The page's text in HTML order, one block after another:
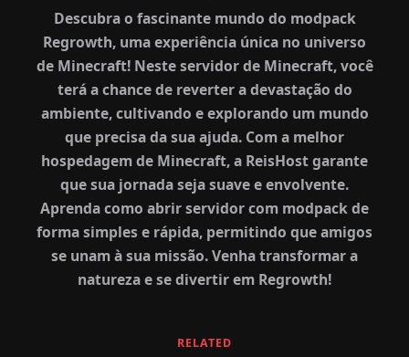
Descubra o fascinante mundo do modpack
Regrowth, uma experiência única no universo
de Minecraft! Neste servidor de Minecraft, você
terá a chance de reverter a devastação do
ambiente, cultivando e explorando um mundo
que precisa da sua ajuda. Com a melhor
hospedagem de Minecraft, a ReisHost garante
que sua jornada seja suave e envolvente.
Aprenda como abrir servidor com modpack de
forma simples e rápida, permitindo que amigos
se unam à sua missão. Venha transformar a
natureza e se divertir em Regrowth!
RELATED